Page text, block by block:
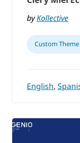
byKollective
Custom Theme
English,